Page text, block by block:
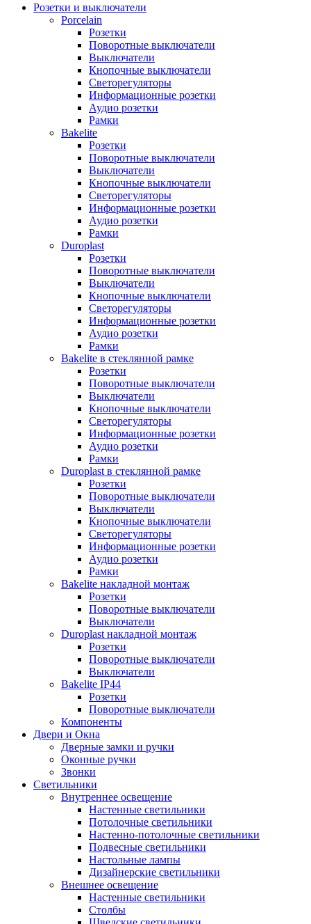
Розетки и выключатели
Porcelain
Розетки
Поворотные выключатели
Выключатели
Кнопочные выключатели
Светорегуляторы
Информационные розетки
Аудио розетки
Рамки
Bakelite
Розетки
Поворотные выключатели
Выключатели
Кнопочные выключатели
Светорегуляторы
Информационные розетки
Аудио розетки
Рамки
Duroplast
Розетки
Поворотные выключатели
Выключатели
Кнопочные выключатели
Светорегуляторы
Информационные розетки
Аудио розетки
Рамки
Bakelite в стеклянной рамке
Розетки
Поворотные выключатели
Выключатели
Кнопочные выключатели
Светорегуляторы
Информационные розетки
Аудио розетки
Рамки
Duroplast в стеклянной рамке
Розетки
Поворотные выключатели
Выключатели
Кнопочные выключатели
Светорегуляторы
Информационные розетки
Аудио розетки
Рамки
Bakelite накладной монтаж
Розетки
Поворотные выключатели
Выключатели
Duroplast накладной монтаж
Розетки
Поворотные выключатели
Выключатели
Bakelite IP44
Розетки
Поворотные выключатели
Компоненты
Двери и Окна
Дверные замки и ручки
Оконные ручки
Звонки
Светильники
Внутреннее освещение
Настенные светильники
Потолочные светильники
Настенно-потолочные светильники
Подвесные светильники
Настольные лампы
Дизайнерские светильники
Внешнее освещение
Настенные светильники
Столбы